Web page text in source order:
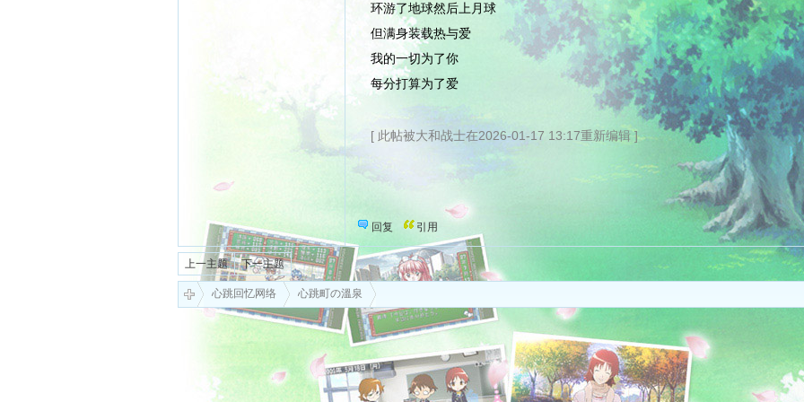
环游了地球然后上月球
但满身装载热与爱
我的一切为了你
每分打算为了爱
[ 此帖被大和战士在2026-01-17 13:17重新编辑 ]
回复 引用
上一主题 下一主题
心跳回忆网络 心跳町の溫泉